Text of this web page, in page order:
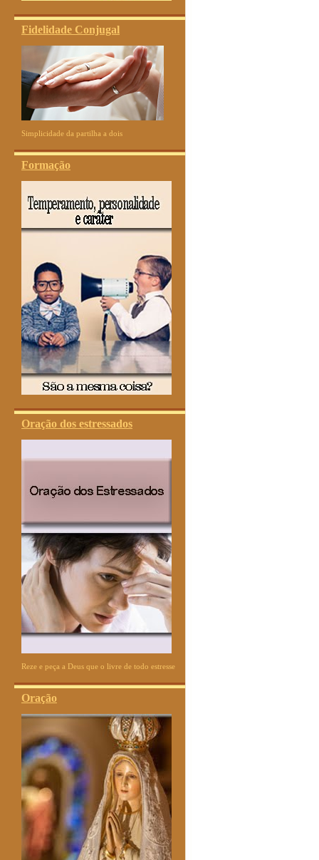
Fidelidade Conjugal
Simplicidade da partilha a dois
Formação
Oração dos estressados
Reze e peça a Deus que o livre de todo estresse
Oração